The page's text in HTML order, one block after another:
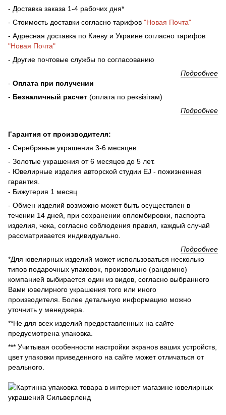
- Доставка заказа 1-4 рабочих дня*
- Стоимость доставки согласно тарифов "Новая Почта"
- Адресная доставка по Киеву и Украине согласно тарифов
"Новая Почта"
- Другие почтовые службы по согласованию
Подробнее
- Оплата при получении
- Безналичный расчет (оплата по реквізітам)
Подробнее
Гарантия от производителя:
- Серебряные украшения 3-6 месяцев.
- Золотые украшения от 6 месяцев до 5 лет.
- Ювелирные изделия авторской студии EJ - пожизненная
гарантия.
- Бижутерия 1 месяц
- Обмен изделий возможно может быть осуществлен в
течении 14 дней, при сохранении опломбировки, паспорта
изделия, чека, согласно соблюдения правил, каждый случай
рассматривается индивидуально.
Подробнее
*Для ювелирных изделий может использоваться несколько
типов подарочных упаковок, произвольно (рандомно)
компанией выбирается один из видов, согласно выбранного
Вами ювелирного украшения того или иного
производителя. Более детальную информацию можно
уточнить у менеджера.
**Не для всех изделий предоставленных на сайте
предусмотрена упаковка.
*** Учитывая особенности настройки экранов ваших устройств,
цвет упаковки приведенного на сайте может отличаться от
реального.